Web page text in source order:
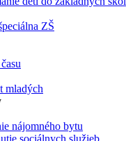
ZŠ
mladých
nájomného bytu
sociálnych služieb